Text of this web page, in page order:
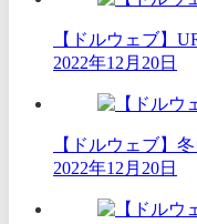
【ドルウェブ】
2022年12月20日
【ドルウェブ】
2022年12月20日